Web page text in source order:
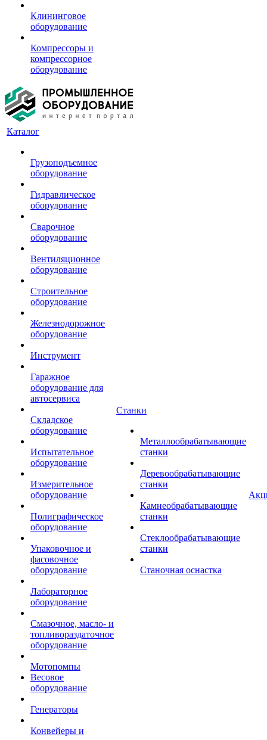
Клининговое
оборудование
Компрессоры и
компрессорное
оборудование
Каталог
Грузоподъемное
оборудование
Гидравлическое
оборудование
Сварочное
оборудование
Вентиляционное
оборудование
Строительное
оборудование
Железнодорожное
оборудование
Инструмент
Гаражное
оборудование для
автосервиса
Складское
оборудование
Испытательное
оборудование
Измерительное
оборудование
Полиграфическое
оборудование
Упаковочное и
фасовочное
оборудование
Лабораторное
оборудование
Смазочное, масло- и
топливораздаточное
оборудование
Мотопомпы
Весовое
оборудование
Генераторы
Конвейеры и
Станки
Металлообрабатывающие
станки
Деревообрабатывающие
станки
Камнеобрабатывающие
станки
Стеклообрабатывающие
станки
Станочная оснастка